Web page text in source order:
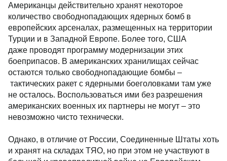
Американцы действительно хранят некоторое
количество свободнопадающих ядерных бомб в
европейских арсеналах, размещенных на территории
Турции и в Западной Европе. Более того, США
даже проводят программу модернизации этих
боеприпасов. В американских хранилищах сейчас
остаются только свободнопадающие бомбы –
тактических ракет с ядерными боеголовками там уже
не осталось. Воспользоваться ими без разрешения
американских военных их партнеры не могут – это
невозможно чисто технически.
Однако, в отличие от России, Соединенные Штаты хоть
и хранят на складах ТЯО, но при этом не участвуют в